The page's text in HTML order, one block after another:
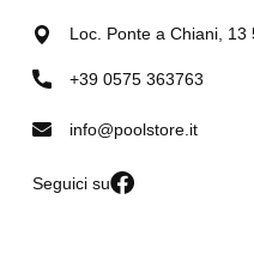
Loc. Ponte a Chiani, 13
+39 0575 363763
info@poolstore.it
Seguici su